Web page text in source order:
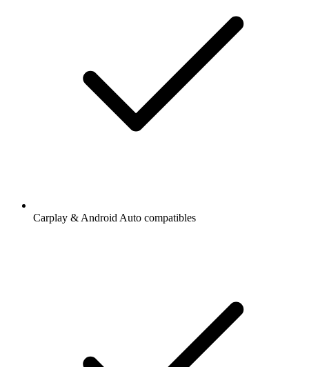
Carplay & Android Auto compatibles